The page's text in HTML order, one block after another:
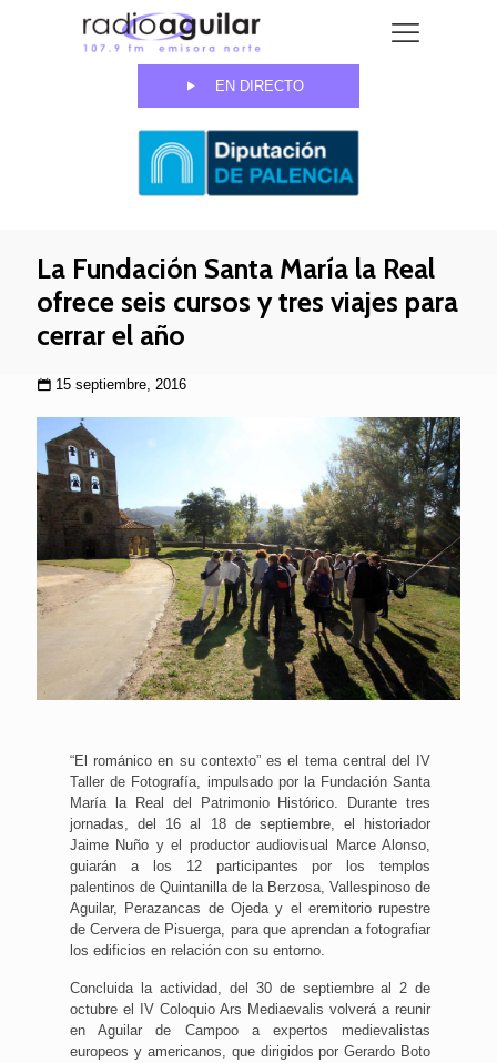
EN DIRECTO
La Fundación Santa María la Real
ofrece seis cursos y tres viajes para
cerrar el año
15 septiembre, 2016
“El románico en su contexto” es el tema central del IV
Taller de Fotografía, impulsado por la Fundación Santa
María la Real del Patrimonio Histórico. Durante tres
jornadas, del 16 al 18 de septiembre, el historiador
Jaime Nuño y el productor audiovisual Marce Alonso,
guiarán a los 12 participantes por los templos
palentinos de Quintanilla de la Berzosa, Vallespinoso de
Aguilar, Perazancas de Ojeda y el eremitorio rupestre
de Cervera de Pisuerga, para que aprendan a fotografiar
los edificios en relación con su entorno.
Concluida la actividad, del 30 de septiembre al 2 de
octubre el IV Coloquio Ars Mediaevalis volverá a reunir
en Aguilar de Campoo a expertos medievalistas
europeos y americanos, que dirigidos por Gerardo Boto